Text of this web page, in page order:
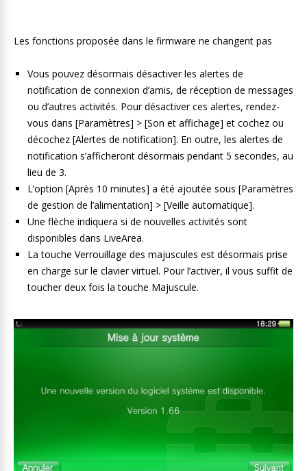
Les fonctions proposée dans le firmware ne changent pas
Vous pouvez désormais désactiver les alertes de
notification de connexion d’amis, de réception de messages
ou d’autres activités. Pour désactiver ces alertes, rendez-
vous dans [Paramètres] > [Son et affichage] et cochez ou
décochez [Alertes de notification]. En outre, les alertes de
notification s’afficheront désormais pendant 5 secondes, au
lieu de 3.
L’option [Après 10 minutes] a été ajoutée sous [Paramètres
de gestion de l’alimentation] > [Veille automatique].
Une flèche indiquera si de nouvelles activités sont
disponibles dans LiveArea.
La touche Verrouillage des majuscules est désormais prise
en charge sur le clavier virtuel. Pour l’activer, il vous suffit de
toucher deux fois la touche Majuscule.